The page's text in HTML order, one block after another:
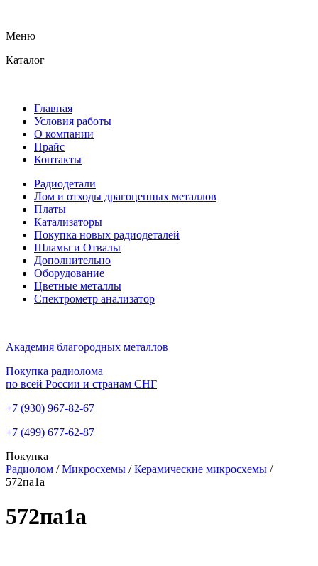
Меню
Каталог
Главная
Условия работы
О компании
Прайс
Контакты
Радиодетали
Лом и отходы драгоценных металлов
Платы
Катализаторы
Покупка новых радиодеталей
Шламы и Отвалы
Дополнительно
Оборудование
Цветные металлы
Спектрометр анализатор
Академия благородных металлов
Покупка радиолома
по всей России и странам СНГ
+7 (930) 967-82-67
+7 (499) 677-62-87
Покупка
Радиолом / Микросхемы / Керамические микросхемы /
572па1а
572па1а